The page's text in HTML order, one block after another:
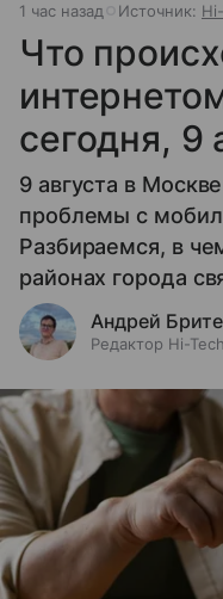
1 час назад Источник:
Что
сегодня, 9
9 августа в
проблемы с
Разбираемся, в
районах города
Андрей
Редактор Hi-